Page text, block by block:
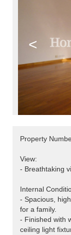
<
Property
View:
- Breathtaking
Internal
- Spacious,
for a family.
- Finished with
ceiling light